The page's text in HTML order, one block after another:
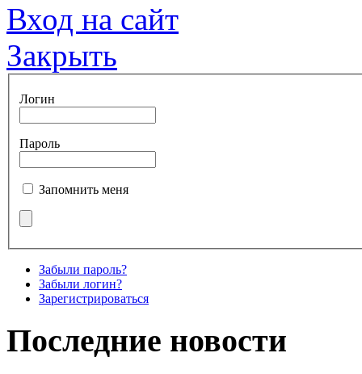
Вход на сайт
Закрыть
Логин
Пароль
Запомнить меня
Забыли пароль?
Забыли логин?
Зарегистрироваться
Последние новости